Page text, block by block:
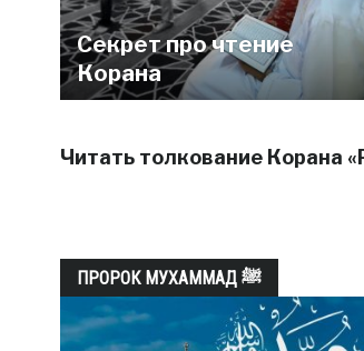
Секрет про чтение
Корана
Читать толкование Корана
ПРОРОК МУХАММАД ﷺ